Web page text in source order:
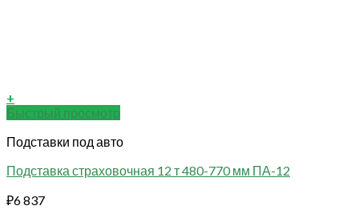
+
Быстрый просмотр
Подставки под авто
Подставка страховочная 12 т 480-770 мм ПА-12
₽6 837